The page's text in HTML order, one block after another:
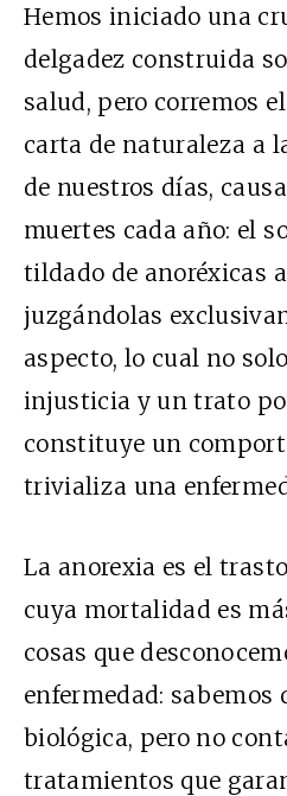
Hemos iniciado una
delgadez construida
salud, pero corremos
carta de naturaleza a
de nuestros días,
muertes cada año: el
tildado de anoréxicas
juzgándolas
aspecto, lo cual no
injusticia y un trato
constituye un
trivializa una
La anorexia es el
cuya mortalidad es
cosas que
enfermedad: sabemos
biológica, pero no
tratamientos que